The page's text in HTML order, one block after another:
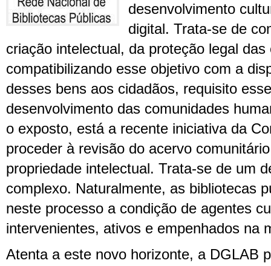
desenvolvimento
digital. Trata-se de
criação intelectual, da proteção legal
compatibilizando esse objetivo com a
desses bens aos cidadãos, requisito
desenvolvimento das comunidades
o exposto, está a recente iniciativa da
proceder à revisão do acervo
propriedade intelectual. Trata-se de um
complexo. Naturalmente, as bibliotecas
neste processo a condição de agentes
intervenientes, ativos e empenhados na
Atenta a este novo horizonte, a DGLAB